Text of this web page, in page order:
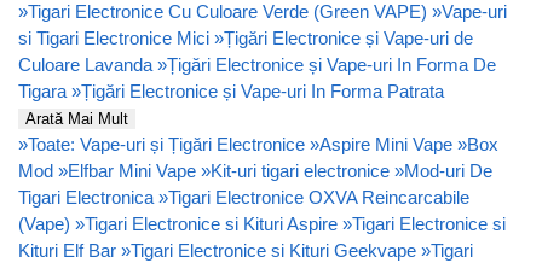
»Tigari Electronice Cu Culoare Verde (Green VAPE) »Vape-uri
si Tigari Electronice Mici »Țigări Electronice și Vape-uri de
Culoare Lavanda »Țigări Electronice și Vape-uri In Forma De
Tigara »Țigări Electronice și Vape-uri In Forma Patrata
Arată Mai Mult
»Toate: Vape-uri și Țigări Electronice »Aspire Mini Vape »Box
Mod »Elfbar Mini Vape »Kit-uri tigari electronice »Mod-uri De
Tigari Electronica »Tigari Electronice OXVA Reincarcabile
(Vape) »Tigari Electronice si Kituri Aspire »Tigari Electronice si
Kituri Elf Bar »Tigari Electronice si Kituri Geekvape »Tigari